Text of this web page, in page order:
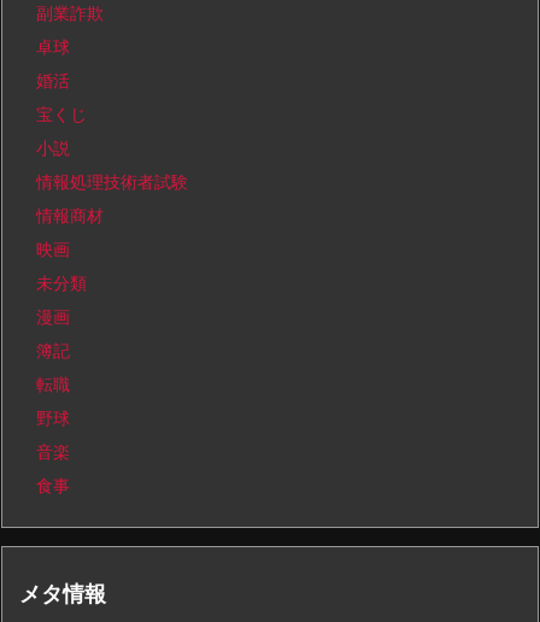
副業詐欺
卓球
婚活
宝くじ
小説
情報処理技術者試験
情報商材
映画
未分類
漫画
簿記
転職
野球
音楽
食事
メタ情報